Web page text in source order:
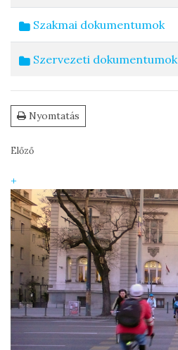
Szakmai dokumentumok
Szervezeti dokumentumok
Nyomtatás
Előző
+